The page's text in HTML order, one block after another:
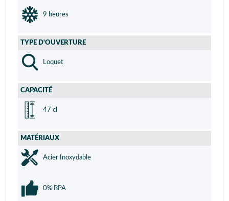
9 heures
TYPE D'OUVERTURE
Loquet
CAPACITÉ
47 cl
MATÉRIAUX
Acier Inoxydable
0% BPA